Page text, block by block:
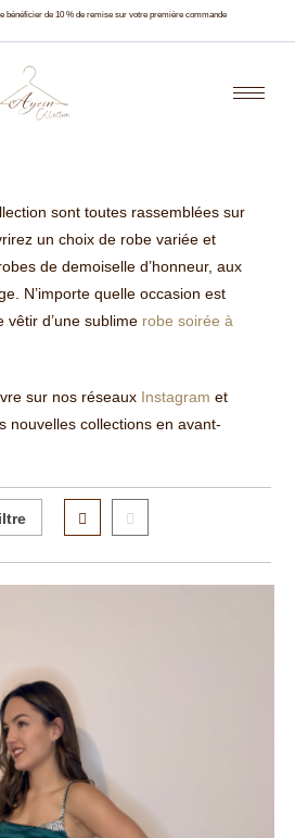
bénéficier de 10 % de remise sur votre première commande
sont toutes rassemblées sur
un choix de robe variée et
de demoiselle d’honneur, aux
N’importe quelle occasion est
d’une sublime robe soirée à
sur nos réseaux Instagram et
nouvelles collections en avant-